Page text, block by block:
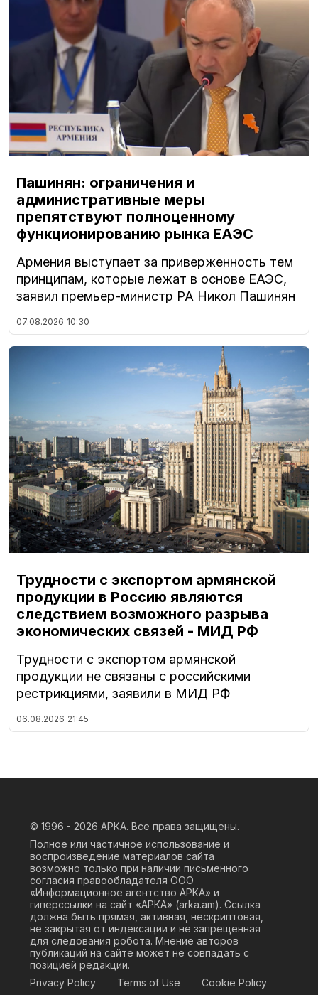
Пашинян: ограничения и
административные меры
препятствуют полноценному
функционированию рынка ЕАЭС
Армения выступает за приверженность тем
принципам, которые лежат в основе ЕАЭС,
заявил премьер-министр РА Никол Пашинян
07.08.2026 10:30
Трудности с экспортом армянской
продукции в Россию являются
следствием возможного разрыва
экономических связей - МИД РФ
Трудности с экспортом армянской
продукции не связаны с российскими
рестрикциями, заявили в МИД РФ
06.08.2026 21:45
© 1996 - 2026 АРКА. Все права защищены.
Полное или частичное использование и
воспроизведение материалов сайта
возможно только при наличии письменного
согласия правообладателя ООО
«Информационное агентство АРКА» и
гиперссылки на сайт «АРКА» (arka.am). Ссылка
должна быть прямая, активная, нескриптовая,
не закрытая от индексации и не запрещенная
для следования робота. Мнение авторов
публикаций на сайте может не совпадать с
позицией редакции.
Privacy Policy
Terms of Use Cookie Policy